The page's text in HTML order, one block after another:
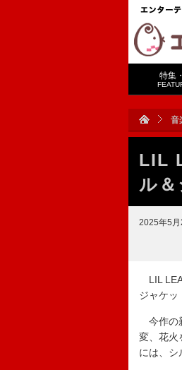
特集
音
LIL
ル
2025年5
LIL
ジャケッ
今作の
変、花火
には、シ